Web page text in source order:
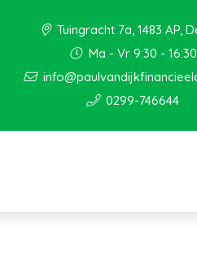
Tuingracht 7a, 1483 AP,
Ma - Vr 9:30 - 16:30
0299-746644